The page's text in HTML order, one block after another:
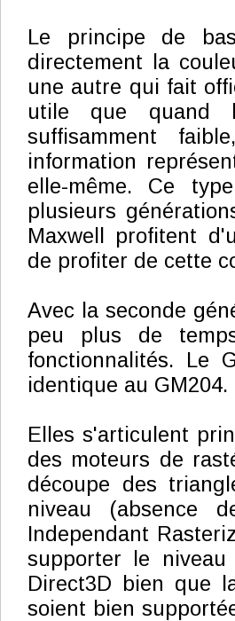
Le principe de
directement la
une autre qui fait
utile que quand
suffisamment
information
elle-même. Ce
plusieurs
Maxwell profitent
de profiter de cette
Avec la seconde
peu plus de
fonctionnalités. Le
identique au GM204.
Elles s'articulent
des moteurs de
découpe des
niveau (absence
Independant
supporter le
Direct3D bien que
soient bien